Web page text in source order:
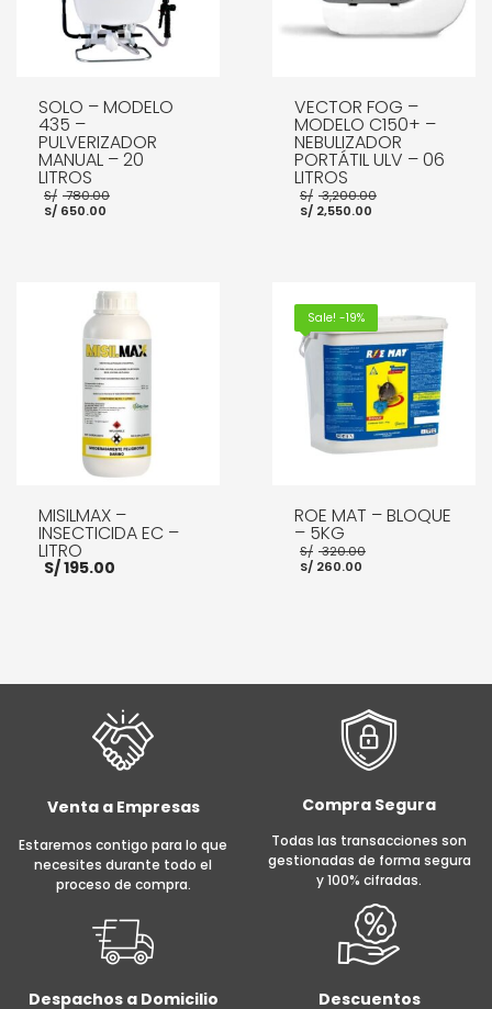
SOLO – MODELO
435 –
PULVERIZADOR
MANUAL – 20
LITROS
S/ 780.00
S/ 650.00
AÑADIR AL CARRITO
VECTOR FOG –
MODELO C150+ –
NEBULIZADOR
PORTÁTIL ULV – 06
LITROS
S/ 3,200.00
S/2,550.00
AÑADIR AL CARRITO
MISILMAX –
INSECTICIDA EC –
LITRO
S/195.00
Sale! -19%
ROE MAT – BLOQUE
– 5KG
S/ 320.00
S/260.00
Venta a Empresas
Estaremos contigo para lo que
necesites durante todo el
proceso de compra.
Compra Segura
Todas las transacciones son
gestionadas de forma segura
y 100% cifradas.
Despachos a Domicilio Descuentos